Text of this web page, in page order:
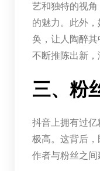
艺和独特的视
的魅力。此外
奂，让人陶醉其
不断推陈出新，
三、粉
抖音上拥有过
极高。这背后，
作者与粉丝之间